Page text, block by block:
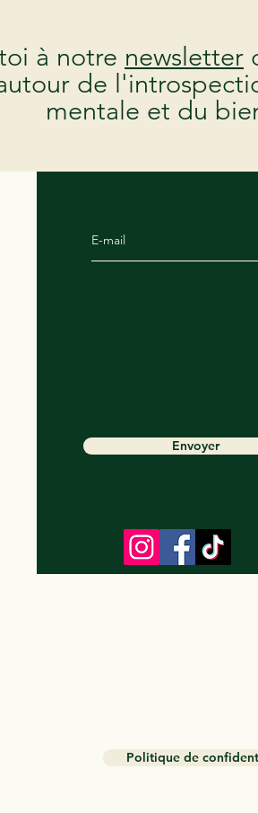
à notre newsletter
de
mentale et du
Envoyer
Politique de